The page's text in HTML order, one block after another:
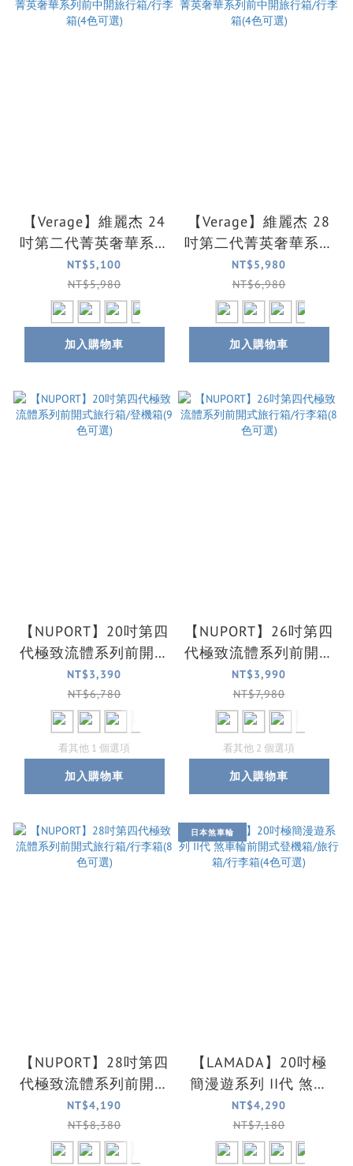
【Verage】維麗杰 24
吋第二代菁英奢華系列
前中開旅行箱/行李箱
(4色可選)
NT$5,100
NT$5,980
加入購物車
【Verage】維麗杰 28
吋第二代菁英奢華系列
前中開旅行箱/行李箱
(4色可選)
NT$5,980
NT$6,980
加入購物車
【NUPORT】20吋第四
代極致流體系列前開式
旅行箱/登機箱(9色可
選)
NT$3,390
NT$6,780
看其他 1 個選項
加入購物車
【NUPORT】26吋第四
代極致流體系列前開式
旅行箱/行李箱(8色可
選)
NT$3,990
NT$7,980
看其他 2 個選項
加入購物車
【NUPORT】28吋第四
代極致流體系列前開式
旅行箱/行李箱(8色可
選)
NT$4,190
NT$8,380
日本煞車輪
【LAMADA】20吋極
簡漫遊系列 II代 煞車
輪前開式登機箱/旅行
箱/行李箱(4色可選)
NT$4,290
NT$7,180